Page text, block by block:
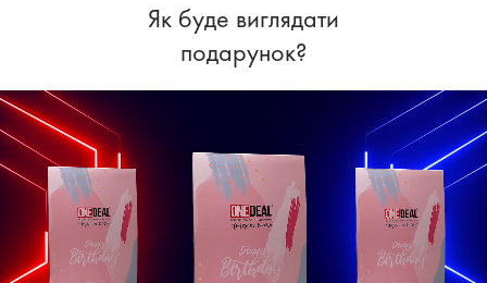
Як буде виглядати
подарунок?